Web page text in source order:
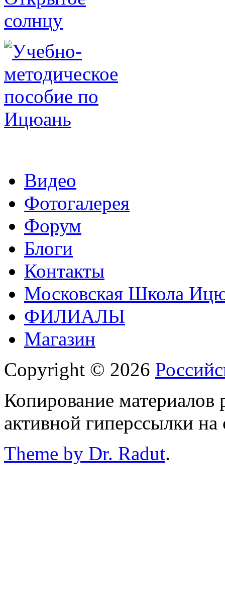
Видео
Фотогалерея
Форум
Блоги
Контакты
Московская Школа
ФИЛИАЛЫ
Магазин
Copyright © 2026
Копирование материалов
активной гиперссылки
Theme by Dr. Radut.